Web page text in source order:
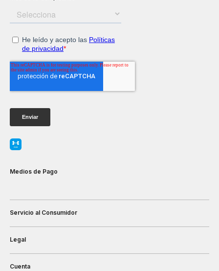
Medios de Pago
Servicio al Consumidor
Legal
Cuenta